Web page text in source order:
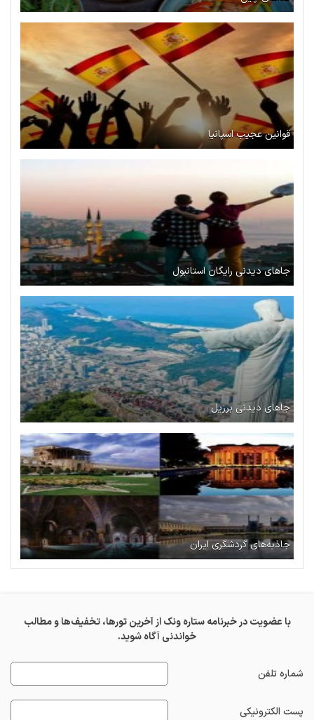
قوانین عجیب اسپانیا
جاهای دیدنی رایگان استانبول
جاهای دیدنی برزیل
جاذبه‌های گردشگری ایران
با عضویت در خبرنامه ستاره ونک از آخرین تورها، تخفیف‌ها و مطالب
خواندنی آگاه شوید.
شماره تلفن
پست الکترونیکی